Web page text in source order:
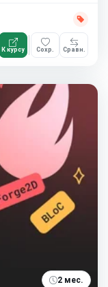
К курсу Сохр. Сравн.
2 мес.